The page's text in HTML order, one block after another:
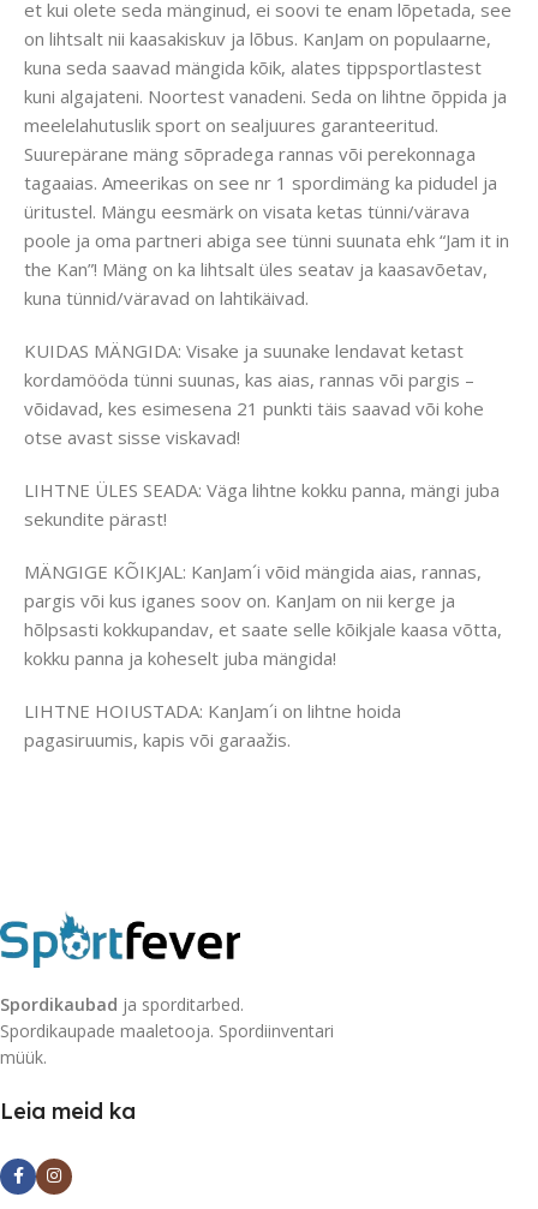
et kui olete seda mänginud, ei soovi te enam lõpetada, see
on lihtsalt nii kaasakiskuv ja lõbus. KanJam on populaarne,
kuna seda saavad mängida kõik, alates tippsportlastest
kuni algajateni. Noortest vanadeni. Seda on lihtne õppida ja
meelelahutuslik sport on sealjuures garanteeritud.
Suurepärane mäng sõpradega rannas või perekonnaga
tagaaias. Ameerikas on see nr 1 spordimäng ka pidudel ja
üritustel. Mängu eesmärk on visata ketas tünni/värava
poole ja oma partneri abiga see tünni suunata ehk “Jam it in
the Kan”! Mäng on ka lihtsalt üles seatav ja kaasavõetav,
kuna tünnid/väravad on lahtikäivad.
KUIDAS MÄNGIDA: Visake ja suunake lendavat ketast
kordamööda tünni suunas, kas aias, rannas või pargis –
võidavad, kes esimesena 21 punkti täis saavad või kohe
otse avast sisse viskavad!
LIHTNE ÜLES SEADA: Väga lihtne kokku panna, mängi juba
sekundite pärast!
MÄNGIGE KÕIKJAL: KanJam´i võid mängida aias, rannas,
pargis või kus iganes soov on. KanJam on nii kerge ja
hõlpsasti kokkupandav, et saate selle kõikjale kaasa võtta,
kokku panna ja koheselt juba mängida!
LIHTNE HOIUSTADA: KanJam´i on lihtne hoida
pagasiruumis, kapis või garaažis.
Spordikaubad ja sporditarbed.
Spordikaupade maaletooja. Spordiinventari
müük.
Leia meid ka